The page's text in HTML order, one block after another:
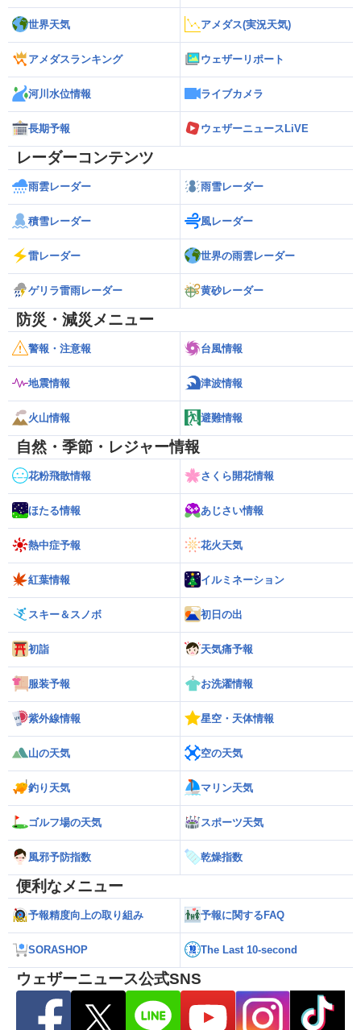
世界天気 アメダス(実況天気)
アメダスランキング ウェザーリポート
河川水位情報 ライブカメラ
長期予報 ウェザーニュースLiVE
レーダーコンテンツ
雨雲レーダー 雨雪レーダー
積雪レーダー 風レーダー
雷レーダー 世界の雨雲レーダー
ゲリラ雷雨レーダー 黄砂レーダー
防災・減災メニュー
警報・注意報 台風情報
地震情報 津波情報
火山情報 避難情報
自然・季節・レジャー情報
花粉飛散情報 さくら開花情報
ほたる情報 あじさい情報
熱中症予報 花火天気
紅葉情報 イルミネーション
スキー＆スノボ 初日の出
初詣 天気痛予報
服装予報 お洗濯情報
紫外線情報 星空・天体情報
山の天気 空の天気
釣り天気 マリン天気
ゴルフ場の天気 スポーツ天気
風邪予防指数 乾燥指数
便利なメニュー
予報精度向上の取り組み 予報に関するFAQ
SORASHOP The Last 10-second
ウェザーニュース公式SNS